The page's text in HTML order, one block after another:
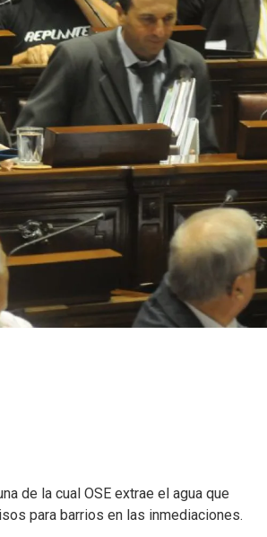
de la cual OSE extrae el agua que
para barrios en las inmediaciones.